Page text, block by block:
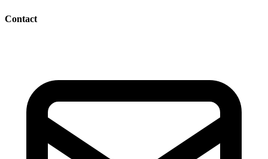
Contact